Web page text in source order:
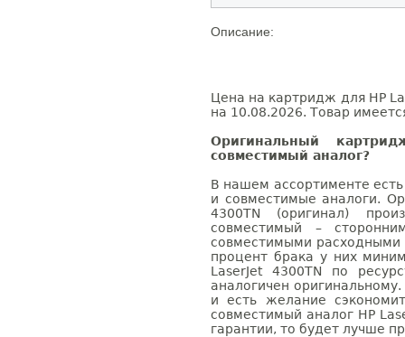
Описание:
Цена на картридж для HP
на 10.08.2026. Товар
Оригинальный
совместимый аналог?
В нашем ассортименте
и совместимые аналоги.
4300TN (оригинал)
совместимый –
совместимыми расходными
процент брака у них
LaserJet 4300TN по
аналогичен
и есть желание
совместимый аналог HP
гарантии, то будет лучше